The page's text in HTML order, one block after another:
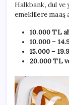
Halkbank, dul ve
emeklilere maaş
10.000 TL
10.000 –
15.000 –
20.000 TL